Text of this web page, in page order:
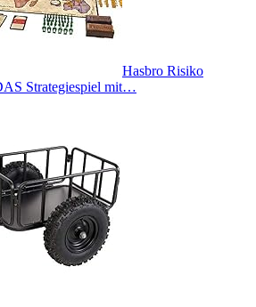
Hasbro Risiko
Strategiespiel mit…